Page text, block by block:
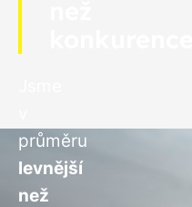
průměru
levnější
než